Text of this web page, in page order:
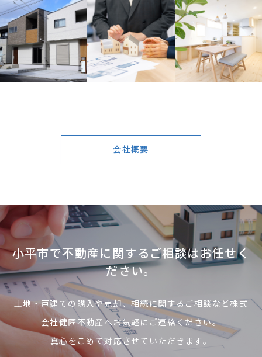
会社概要
小平市で不動産に関するご相談はお任せく
ださい。
土地・戸建ての購入や売却、相続に関するご相談など株式
会社健匠不動産へお気軽にご連絡ください。
真心をこめて対応させていただきます。